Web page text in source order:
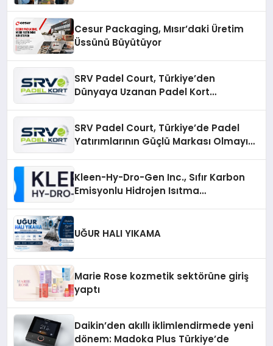
Cesur Packaging, Mısır’daki Üretim
Üssünü Büyütüyor
SRV Padel Court, Türkiye’den
Dünyaya Uzanan Padel Kort
SRV Padel Court, Türkiye’de Padel
Yatırımlarının Güçlü Markası Olmayı
Kleen-Hy-Dro-Gen Inc., Sıfır Karbon
Emisyonlu Hidrojen Isıtma
UĞUR HALI YIKAMA
Marie Rose kozmetik sektörüne giriş
yaptı
Daikin’den akıllı iklimlendirmede yeni
dönem: Madoka Plus Türkiye’de